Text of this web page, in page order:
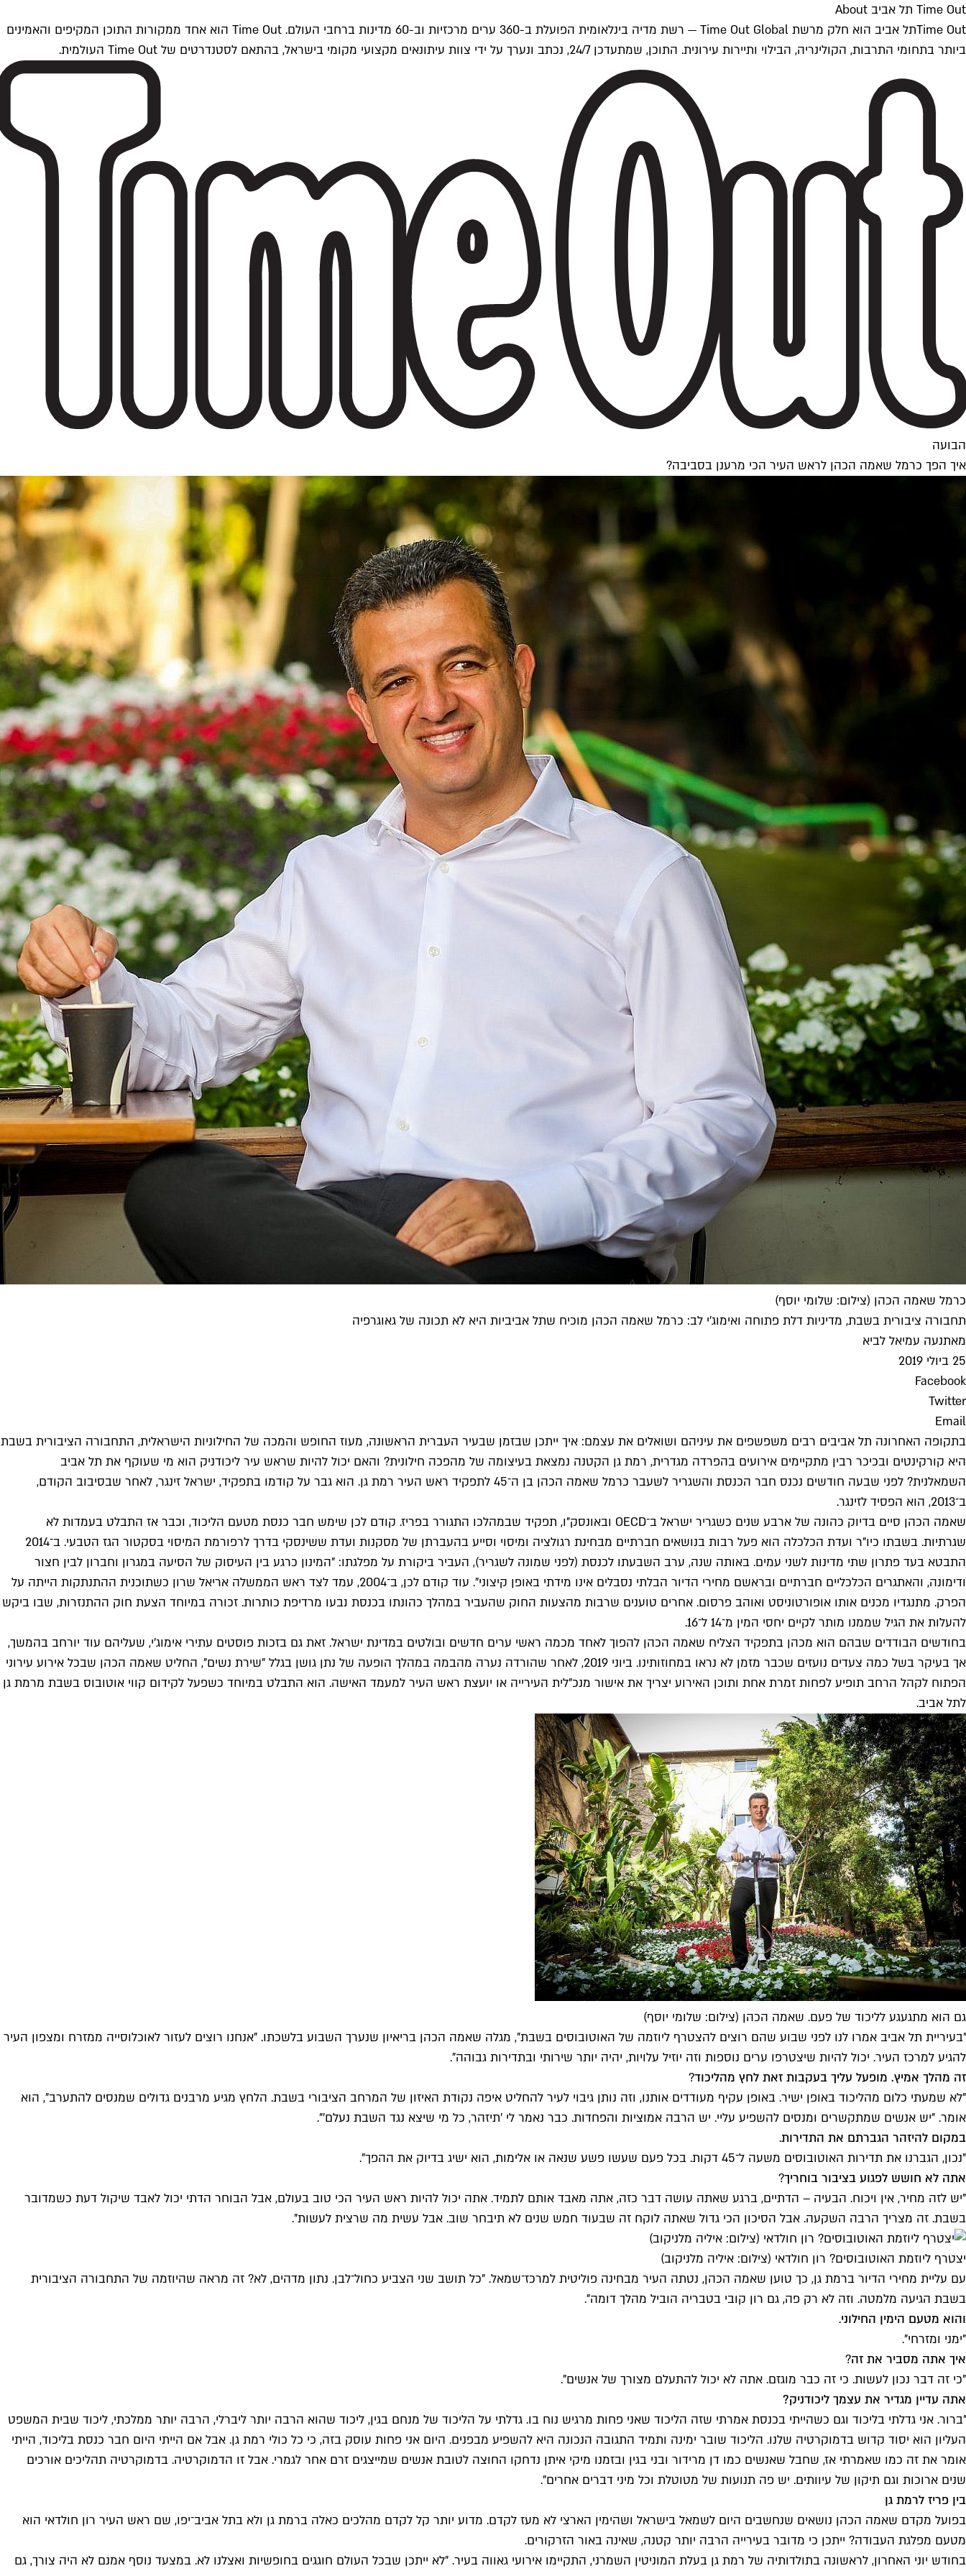
Time Out תל אביב About
Time Outתל אביב הוא חלק מרשת Time Out Global — רשת מדיה בינלאומית הפועלת ב-360 ערים מרכזיות וב-60 מדינות ברחבי העולם. Time Out הוא אחד ממקורות התוכן המקיפים והאמינים
ביותר בתחומי התרבות, הקולינריה, הבילוי ותיירות עירונית. התוכן, שמתעדכן 24/7, נכתב ונערך על ידי צוות עיתונאים מקצועי מקומי בישראל, בהתאם לסטנדרטים של Time Out העולמית.
הבועה
איך הפך כרמל שאמה הכהן לראש העיר הכי מרענן בסביבה?
כרמל שאמה הכהן (צילום: שלומי יוסף)
תחבורה ציבורית בשבת, מדיניות דלת פתוחה ואימוג'י לב: כרמל שאמה הכהן מוכיח שתל אביביות היא לא תכונה של גאוגרפיה
מאתנעה עמיאל לביא
25 ביולי 2019
Facebook
Twitter
Email
בתקופה האחרונה תל אביבים רבים משפשפים את עיניהם ושואלים את עצמם: איך ייתכן שבזמן שבעיר העברית הראשונה, מעוז החופש והמכה של החילוניות הישראלית, התחבורה הציבורית בשבת
היא קורקינטים ובכיכר רבין מתקיימים אירועים בהפרדה מגדרית, רמת גן הקטנה נמצאת בעיצומה של מהפכה חילונית? והאם יכול להיות שראש עיר ליכודניק הוא מי שעוקף את תל אביב
השמאלנית? לפני שבעה חודשים נכנס חבר הכנסת והשגריר לשעבר כרמל שאמה הכהן בן ה־45 לתפקיד ראש העיר רמת גן. הוא גבר על קודמו בתפקיד, ישראל זינגר, לאחר שבסיבוב הקודם,
ב־2013, הוא הפסיד לזינגר.
שאמה הכהן סיים בדיוק כהונה של ארבע שנים כשגריר ישראל ב־OECD ובאונסק"ו, תפקיד שבמהלכו התגורר בפריז. קודם לכן שימש חבר כנסת מטעם הליכוד, וכבר אז התבלט בעמדות לא
שגרתיות. בשבתו כיו"ר ועדת הכלכלה הוא פעל רבות בנושאים חברתיים מבחינת רגולציה ומיסוי וסייע בהעברתן של מסקנות ועדת ששינסקי בדרך לרפורמת המיסוי בסקטור הגז הטבעי. ב־2014
התבטא בעד פתרון שתי מדינות לשני עמים. באותה שנה, ערב השבעתו לכנסת (לפני שמונה לשגריר), העביר ביקורת על מפלגתו: "המינון כרגע בין העיסוק של הסיעה במגרון וחברון לבין חצור
ודימונה, והאתגרים הכלכליים חברתיים ובראשם מחירי הדיור הבלתי נסבלים אינו מידתי באופן קיצוני". עוד קודם לכן, ב־2004, עמד לצד ראש הממשלה אריאל שרון כשתוכנית ההתנתקות הייתה על
הפרק. מתנגדיו מכנים אותו אופורטוניסט ואוהב פרסום. אחרים טוענים שרבות מהצעות החוק שהעביר במהלך כהונתו בכנסת נבעו מרדיפת כותרות. זכורה במיוחד הצעת חוק ההתנזרות, שבו ביקש
להעלות את הגיל שממנו מותר לקיים יחסי המין מ־14 ל־16.
בחודשים הבודדים שבהם הוא מכהן בתפקיד הצליח שאמה הכהן להפוך לאחד מכמה ראשי ערים חדשים ובולטים במדינת ישראל. זאת גם בזכות פוסטים עתירי אימוג'י, שעליהם עוד יורחב בהמשך,
אך בעיקר בשל כמה צעדים נועזים שכבר מזמן לא נראו במחוזותינו. ביוני 2019, לאחר שהורדה נערה מהבמה במהלך הופעה של נתן גושן בגלל "שירת נשים", החליט שאמה הכהן שבכל אירוע עירוני
הפתוח לקהל הרחב תופיע לפחות זמרת אחת ותוכן האירוע יצריך את אישור מנכ"לית העירייה או יועצת ראש העיר למעמד האישה. הוא התבלט במיוחד כשפעל לקידום קווי אוטובוס בשבת מרמת גן
לתל אביב.
גם הוא מתגעגע לליכוד של פעם. שאמה הכהן (צילום: שלומי יוסף)
"בעיריית תל אביב אמרו לנו לפני שבוע שהם רוצים להצטרף ליוזמה של האוטובוסים בשבת", מגלה שאמה הכהן בריאיון שנערך השבוע בלשכתו. "אנחנו רוצים לעזור לאוכלוסייה ממזרח ומצפון העיר
להגיע למרכז העיר. יכול להיות שיצטרפו ערים נוספות וזה יוזיל עלויות, יהיה יותר שירותי ובתדירות גבוהה".
זה מהלך אמיץ. מופעל עליך בעקבות זאת לחץ מהליכוד?
"לא שמעתי כלום מהליכוד באופן ישיר. באופן עקיף מעודדים אותנו, וזה נותן גיבוי לעיר להחליט איפה נקודת האיזון של המרחב הציבורי בשבת. הלחץ מגיע מרבנים גדולים שמנסים להתערב", הוא
אומר. "יש אנשים שמתקשרים ומנסים להשפיע עליי. יש הרבה אמוציות והפחדות. כבר נאמר לי 'תיזהר, כל מי שיצא נגד השבת נעלם'".
במקום להיזהר הגברתם את התדירות.
"נכון, הגברנו את תדירות האוטובוסים משעה ל־45 דקות. בכל פעם שעשו פשע שנאה או אלימות, הוא ישיג בדיוק את ההפך".
אתה לא חושש לפגוע בציבור בוחריך?
"יש לזה מחיר, אין ויכוח. הבעיה – הדתיים, ברגע שאתה עושה דבר כזה, אתה מאבד אותם לתמיד. אתה יכול להיות ראש העיר הכי טוב בעולם, אבל הבוחר הדתי יכול לאבד שיקול דעת כשמדובר
בשבת. זה מצריך הרבה השקעה. אבל הסיכון הכי גדול שאתה לוקח זה שבעוד חמש שנים לא תיבחר שוב. אבל עשית מה שרצית לעשות".
יצטרף ליוזמת האוטובוסים? רון חולדאי (צילום: איליה מלניקוב)
עם עליית מחירי הדיור ברמת גן, כך טוען שאמה הכהן, נטתה העיר מבחינה פוליטית למרכז־שמאל. "כל תושב שני הצביע כחול־לבן. נתון מדהים, לא? זה מראה שהיוזמה של התחבורה הציבורית
בשבת הגיעה מלמטה. וזה לא רק פה, גם רון קובי בטבריה הוביל מהלך דומה".
והוא מטעם הימין החילוני.
"ימני ומזרחי".
איך אתה מסביר את זה?
"כי זה דבר נכון לעשות. כי זה כבר מוגזם. אתה לא יכול להתעלם מצורך של אנשים".
אתה עדיין מגדיר את עצמך ליכודניק?
"ברור. אני גדלתי בליכוד וגם כשהייתי בכנסת אמרתי שזה הליכוד שאני פחות מרגיש נוח בו. גדלתי על הליכוד של מנחם בגין, ליכוד שהוא הרבה יותר ליברלי, הרבה יותר ממלכתי, ליכוד שבית המשפט
העליון הוא יסוד קדוש בדמוקרטיה שלנו. הליכוד שובר ימינה ותמיד התגובה הנכונה היא להשפיע מבפנים. היום אני פחות עוסק בזה, כי כל כולי רמת גן. אבל אם הייתי היום חבר כנסת בליכוד, הייתי
אומר את זה כמו שאמרתי אז, שחבל שאנשים כמו דן מרידור ובני בגין ובזמנו מיקי איתן נדחקו החוצה לטובת אנשים שמייצגים זרם אחר לגמרי. אבל זו הדמוקרטיה. בדמוקרטיה תהליכים אורכים
שנים ארוכות וגם תיקון של עיוותים. יש פה תנועות של מטוטלת וכל מיני דברים אחרים".
בין פריז לרמת גן
בפועל מקדם שאמה הכהן נושאים שנחשבים היום לשמאל בישראל ושהימין הארצי לא מעז לקדם. מדוע יותר קל לקדם מהלכים כאלה ברמת גן ולא בתל אביב־יפו, שם ראש העיר רון חולדאי הוא
מטעם מפלגת העבודה? ייתכן כי מדובר בעירייה הרבה יותר קטנה, שאינה באור הזרקורים.
בחודש יוני האחרון, לראשונה בתולדותיה של רמת גן בעלת המוניטין השמרני, התקיימו אירועי גאווה בעיר. "לא ייתכן שבכל העולם חוגגים בחופשיות ואצלנו לא. במצעד נוסף אמנם לא היה צורך, גם